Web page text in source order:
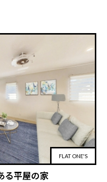
FLAT ONE'S
る平屋の家